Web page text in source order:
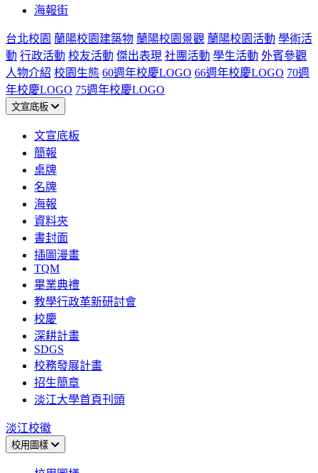
海報街
台北校園 蘭陽校園建築物 蘭陽校園景觀 蘭陽校園活動 學術活
動 行政活動 校友活動 傑出表現 社團活動 學生活動 外賓參觀
人物介紹 校園生態 60週年校慶LOGO 66週年校慶LOGO 70週
年校慶LOGO 75週年校慶LOGO
文宣底板
文宣底板
簡報
桌牌
名牌
海報
資料夾
書封面
插圖漫畫
TQM
畢業典禮
教學行政革新研討會
校慶
深耕計畫
SDGS
校務發展計畫
招生簡章
淡江大學首頁刊頭
淡江校徽
校用圖樣